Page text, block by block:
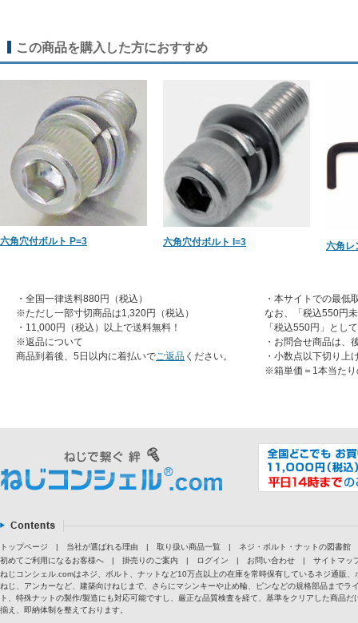
この商品を購入した方におすすめ
六角穴付ボルト P=3 六角穴付ボルト I=3 六角レ
・全国一律送料880円（税込）
※ただし一部寸切商品は1,320円（税込）
・11,000円（税込）以上で送料無料！
※返品について
商品到着後、5日以内に着払いでご返品 ください。
・本サイトでの最低
なお、「税込550円
「税込550円」とし
・お問合せ商品は、
・小数点以下切り上
※箱単価＝1本当たり
トップページ | 当社が選ばれる理由 | 取り扱い商品一覧 |
ネジ・ボルト・ナットの図書館
初めてご利用になるお客様へ
| 掛売りのご案内 | ログイン | お問い合わせ |
サイトマッ
ねじコンシェル.comはネジ、ボルト、ナットなど10万点以上の在庫を常時保有しているネジ通販
ねじ、アンカーなど、建築向けねじまで、さらにマシンキーや止め輪、ピンなどの規格部品まで
ト、特殊ナットの製作/製造にも対応可能ですし、厳正な品質検査を経て、基準をクリアした商品
揃え、即納体制を整えております。